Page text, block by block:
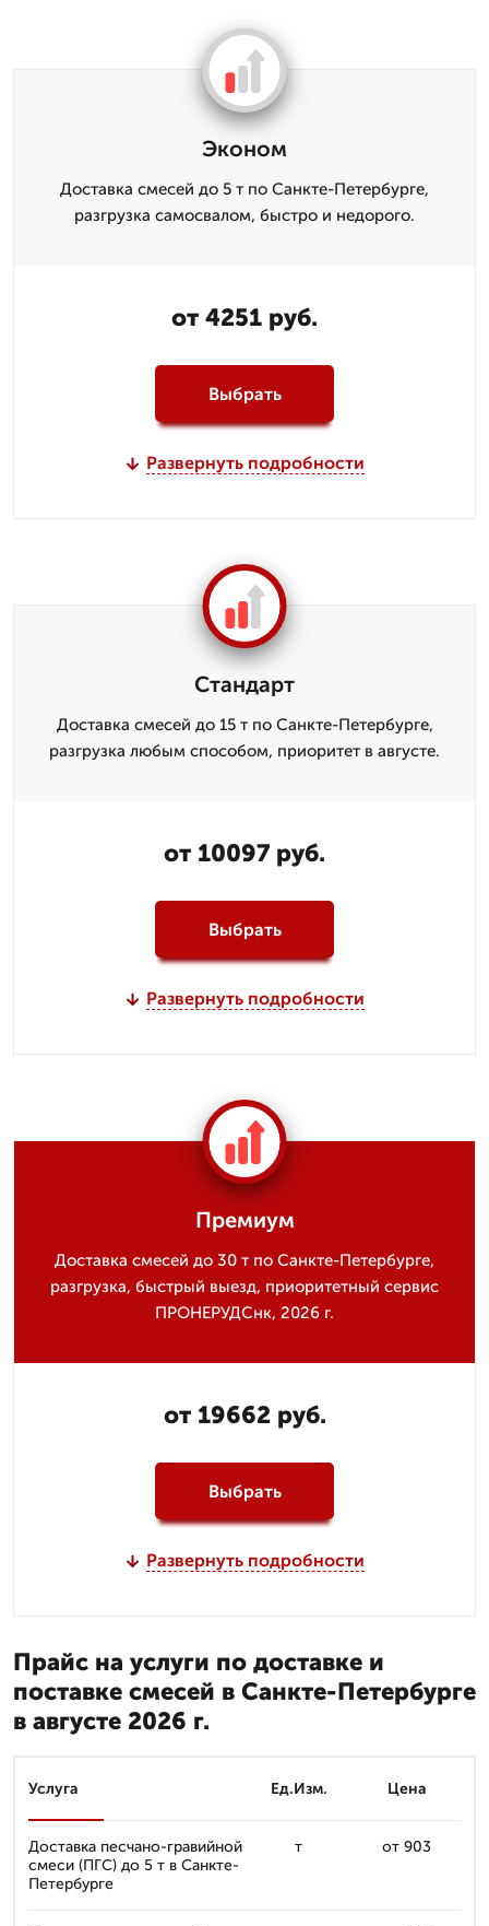
Эконом
Доставка смесей до 5 т по Санкте-Петербурге,
разгрузка самосвалом, быстро и недорого.
от 4251 руб.
Выбрать
Развернуть подробности
Стандарт
Доставка смесей до 15 т по Санкте-Петербурге,
разгрузка любым способом, приоритет в августе.
от 10097 руб.
Выбрать
Развернуть подробности
Премиум
Доставка смесей до 30 т по Санкте-Петербурге,
разгрузка, быстрый выезд, приоритетный сервис
ПРОНЕРУДСнк, 2026 г.
от 19662 руб.
Выбрать
Развернуть подробности
Прайс на услуги по доставке и
поставке смесей в Санкте-Петербурге
в августе 2026 г.
Услуга Ед.Изм. Цена
Доставка песчано-гравийной
смеси (ПГС) до 5 т в Санкте-
Петербурге
т от 903